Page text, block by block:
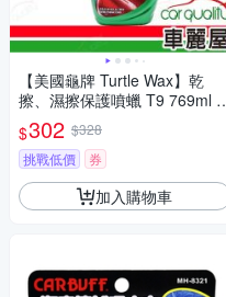
【美國龜牌 Turtle Wax】乾
擦、濕擦保護噴蠟 T9 769ml 1
入(車麗屋)
$302 $328
挑戰低價
券
加入購物車